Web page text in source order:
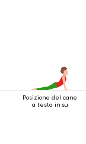
Posizione del cane
a testa in su